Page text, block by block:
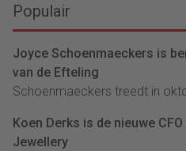
Populair
Joyce Schoenmaeckers is
van de Efteling
Schoenmaeckers treedt in
Koen Derks is de nieuwe
Jewellery